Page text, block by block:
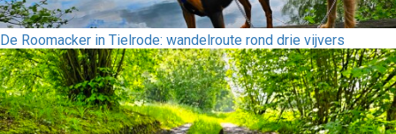
De Roomacker in Tielrode: wandelroute rond drie vijvers